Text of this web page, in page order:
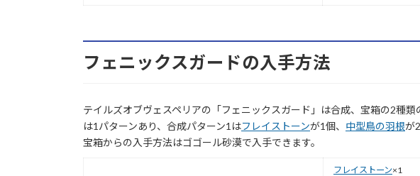
フェニックスガードの入手方法
テイルズオブヴェスペリアの「フェニックスガード」は合成、宝箱の2種
は1パターンあり、合成パターン1はフレイストーンが1個、 中型鳥の羽根が
宝箱からの入手方法はゴゴール砂漠で入手できます。
フレイストーン×1